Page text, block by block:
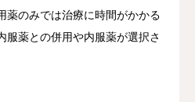
薬のみでは治療に時間がかかる
服薬との併用や内服薬が選択さ